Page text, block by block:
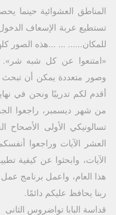
المناطق العشوائية حينما
تستطيع عربة الإسعاف
للمكان...... ... ...هذه الصور
«امتنعوا عن كل شبه شر».
وصور متعددة يمكن أن
أقدم لكم تدريبًا ونحن في
من شهر ديسمبر، راجعوا
العشر الآيات وراجعوا
الآيات، وابحثوا عن كيفية
هذا العام، واعمل برنامج
ربنا يحافظ عليكم دائمًا.
قداسة البابا تواضروس الثانى